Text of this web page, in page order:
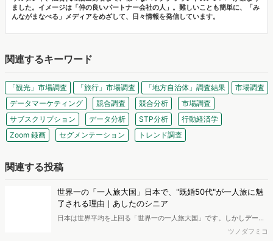
関連するキーワード
データマーケティング
サブスクリプション
データ分析 STP分析
行動経済学
Zoom 録画
セグメンテーション トレンド調査
関連する投稿
日本は世界平均を上回る「世界一の一人旅大国」です。しかしデータ
一人旅に魅了されるのでしょうか。そこには「ただ一人になりたい」
わけではなく、自由な時間のなかであえて「待つ人を想う」という既
婚者ならではのインサイトが隠されていました。本記事では最新デー
タや市場動向から、シニア層の一人旅のリアルとビジネスチャンスに
ツノダフミコ
【無料レポート】2026年旅行予約トレンド調査 ～ 東北は